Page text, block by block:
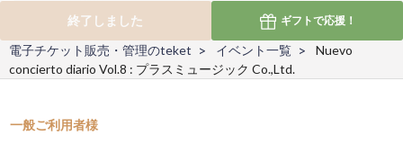
終了しました
ギフトで応援！
電子チケット販売・管理のteket イベント一覧
Nuevo
concierto diario Vol.8 : プラスミュージック Co.,Ltd.
一般ご利用者様